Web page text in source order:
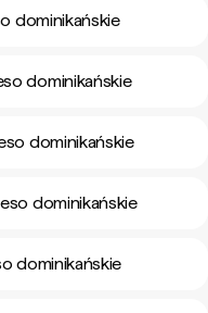
dominikańskie
dominikańskie
dominikańskie
dominikańskie
dominikańskie